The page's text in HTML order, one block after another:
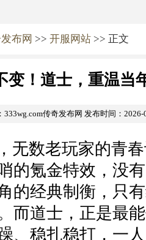
布网 >> 开服网站 >> 正文
变！道士，重温当
333wg.com传奇发布网 发布时间：2026-
无数老玩家的青
的氪金特效，没
的经典制衡，只
而道士，正是最
、稳扎稳打，一